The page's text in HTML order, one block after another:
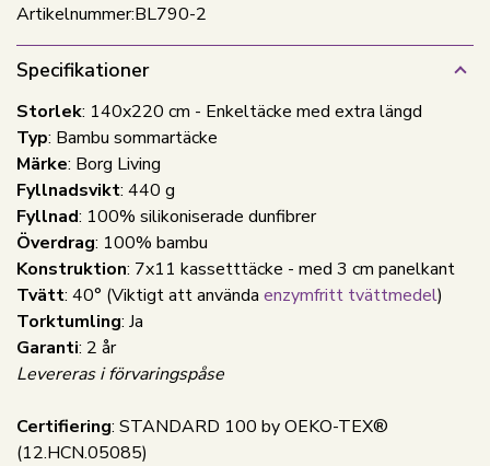
Artikelnummer:BL790-2
Specifikationer
Storlek: 140x220 cm - Enkeltäcke med extra längd
Typ: Bambu sommartäcke
Märke: Borg Living
Fyllnadsvikt: 440 g
Fyllnad: 100% silikoniserade dunfibrer
Överdrag: 100% bambu
Konstruktion: 7x11 kassetttäcke - med 3 cm panelkant
Tvätt: 40° (Viktigt att använda enzymfritt tvättmedel)
Torktumling: Ja
Garanti: 2 år
Levereras i förvaringspåse
Certifiering: STANDARD 100 by OEKO-TEX®
(12.HCN.05085)